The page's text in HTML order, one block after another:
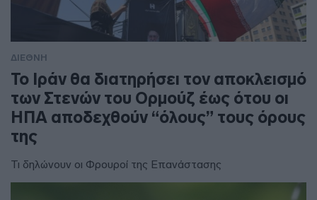
ΔΙΕΘΝΗ
To Ιράν θα διατηρήσει τον αποκλεισμό
των Στενών του Ορμούζ έως ότου οι
ΗΠΑ αποδεχθούν “όλους” τους όρους
της
Τι δηλώνουν οι Φρουροί της Επανάστασης